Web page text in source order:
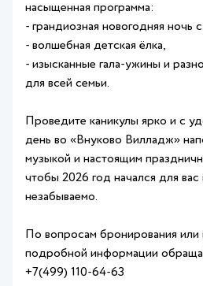
насыщенная программа:
- грандиозная новогодняя ночь
- волшебная детская ёлка,
- изысканные гала-ужины и
для всей семьи.
Проведите каникулы ярко и с
день во «Внуково Вилладж»
музыкой и настоящим
чтобы 2026 год начался для
незабываемо.
По вопросам бронирования
подробной информации
+7(499) 110-64-63